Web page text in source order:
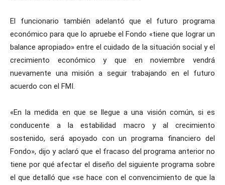
El funcionario también adelantó que el futuro programa
económico para que lo apruebe el Fondo «tiene que lograr un
balance apropiado» entre el cuidado de la situación social y el
crecimiento económico y que en noviembre vendrá
nuevamente una misión a seguir trabajando en el futuro
acuerdo con el FMI.
«En la medida en que se llegue a una visión común, si es
conducente a la estabilidad macro y al crecimiento
sostenido, será apoyado con un programa financiero del
Fondo», dijo y aclaró que el fracaso del programa anterior no
tiene por qué afectar el diseño del siguiente programa sobre
el que detalló que «se hace con el convencimiento de que la